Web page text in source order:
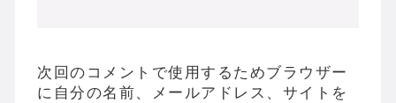
次回のコメントで使用するためブラウザー
に自分の名前、メールアドレス、サイトを